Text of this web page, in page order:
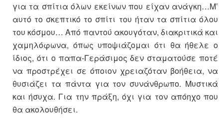
για τα σπίτια όλων εκείνων που είχαν ανάγκη…Μ’
αυτό το σκεπτικό το σπίτι του ήταν τα σπίτια όλου
του κόσμου… Από παντού ακουγόταν, διακριτικά και
χαμηλόφωνα, όπως υποψιάζομαι ότι θα ήθελε ο
ίδιος, ότι ο παπα-Γεράσιμος δεν σταματούσε ποτέ
να προστρέχει σε όποιον χρειαζόταν βοήθεια, να
θυσιάζει τα πάντα για τον συνάνθρωπο. Μυστικά
και ήσυχα. Για την πράξη, όχι για τον απόηχο που
θα ακολουθήσει.